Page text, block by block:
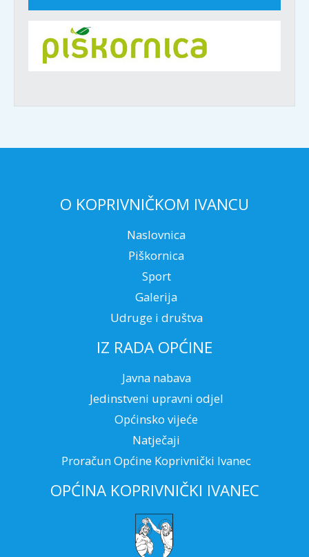
O KOPRIVNIČKOM IVANCU
Naslovnica
Piškornica
Sport
Galerija
Udruge i društva
IZ RADA OPĆINE
Javna nabava
Jedinstveni upravni odjel
Općinsko vijeće
Natječaji
Proračun Općine Koprivnički Ivanec
OPĆINA KOPRIVNIČKI IVANEC